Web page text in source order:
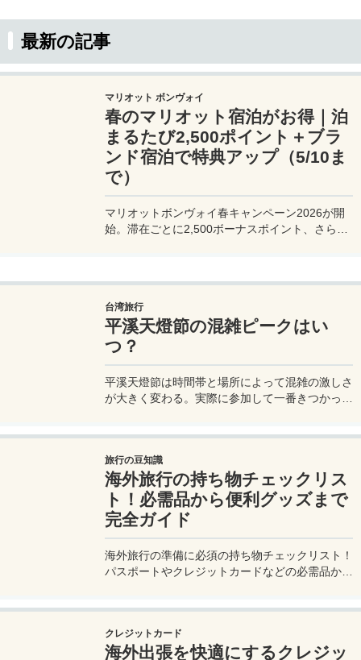
最新の記事
マリオット ボンヴォイ
春のマリオット宿泊がお得｜泊
まるたび2,500ポイント＋ブラ
ンド宿泊で特典アップ（5/10ま
で）
マリオットボンヴォイ春キャンペーン2026が開
始。滞在ごとに2,500ボーナスポイント、さらに
台湾旅行
平溪天燈節の混雑ピークはい
つ？
平溪天燈節は時間帯と場所によって混雑の激しさ
が大きく変わる。実際に参加して一番きつかった
旅行の豆知識
海外旅行の持ち物チェックリス
ト！必需品から便利グッズまで
完全ガイド
海外旅行の準備に必須の持ち物チェックリスト！
パスポートやクレジットカードなどの必需品か
ャートリップで今すぐチェック！
クレジットカード
海外出張を快適にするクレジッ